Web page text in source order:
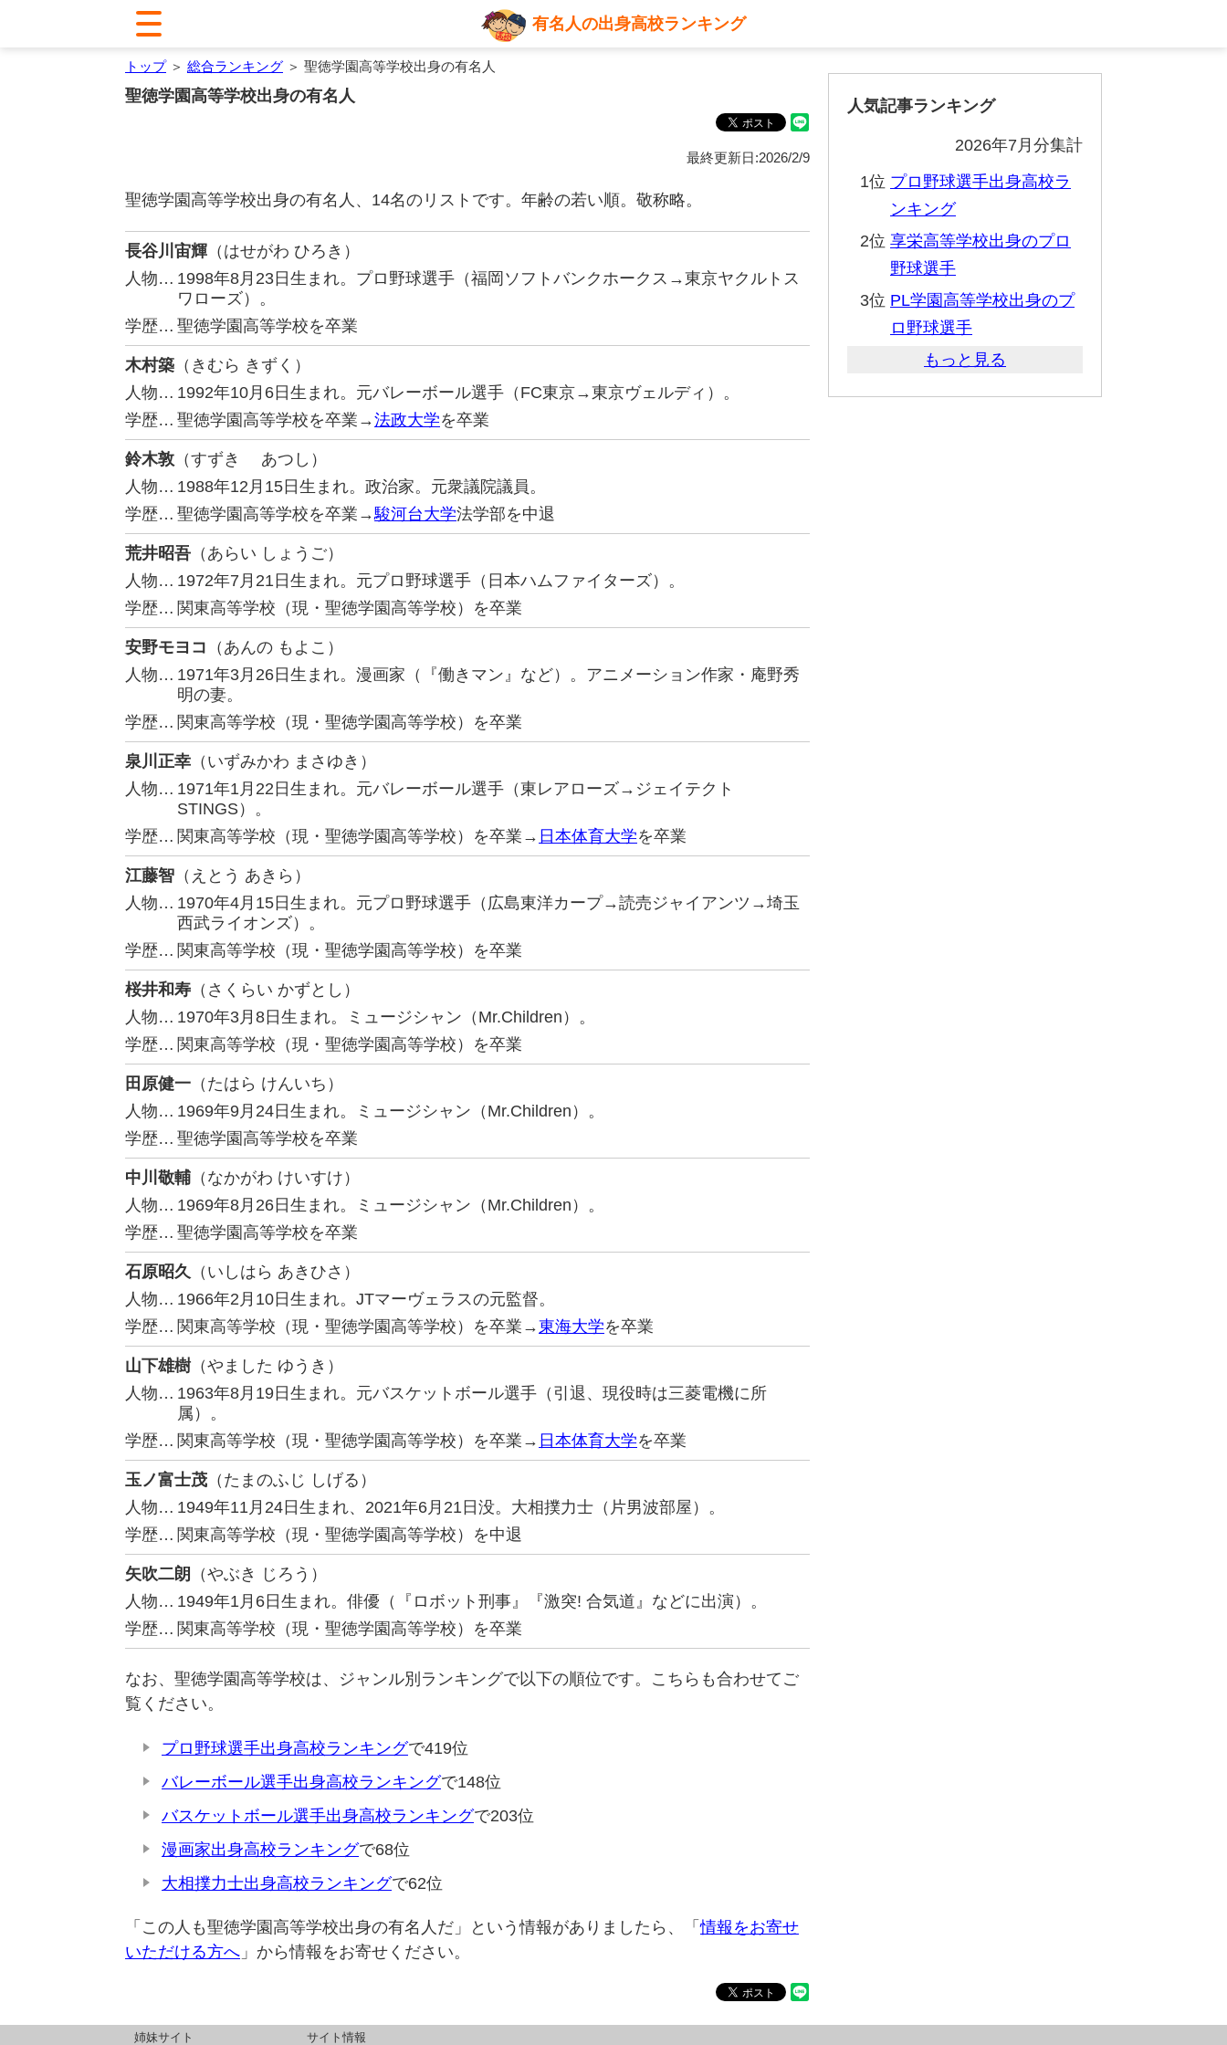
有名人の出身高校ランキング
トップ＞ 総合ランキング ＞ 聖徳学園高等学校出身の有名人
聖徳学園高等学校出身の有名人
最終更新日:2026/2/9
聖徳学園高等学校出身の有名人、14名のリストです。年齢の若い順。敬称略。
長谷川宙輝 （はせがわ ひろき）
人物… 1998年8月23日生まれ。プロ野球選手（福岡ソフトバンクホークス→東京ヤクルトス
ワローズ）。
学歴… 聖徳学園高等学校を卒業
木村築 （きむら きずく）
人物… 1992年10月6日生まれ。元バレーボール選手（FC東京→東京ヴェルディ）。
学歴… 聖徳学園高等学校を卒業→法政大学を卒業
鈴木敦 （すずき あつし）
人物… 1988年12月15日生まれ。政治家。元衆議院議員。
学歴… 聖徳学園高等学校を卒業→駿河台大学法学部を中退
荒井昭吾 （あらい しょうご）
人物… 1972年7月21日生まれ。元プロ野球選手（日本ハムファイターズ）。
学歴… 関東高等学校（現・聖徳学園高等学校）を卒業
安野モヨコ （あんの もよこ）
人物… 1971年3月26日生まれ。漫画家（『働きマン』など）。アニメーション作家・庵野秀
明の妻。
学歴… 関東高等学校（現・聖徳学園高等学校）を卒業
泉川正幸 （いずみかわ まさゆき）
人物… 1971年1月22日生まれ。元バレーボール選手（東レアローズ→ジェイテクト
STINGS）。
学歴… 関東高等学校（現・聖徳学園高等学校）を卒業→ 日本体育大学を卒業
江藤智 （えとう あきら）
人物… 1970年4月15日生まれ。元プロ野球選手（広島東洋カープ→読売ジャイアンツ→埼玉
西武ライオンズ）。
学歴… 関東高等学校（現・聖徳学園高等学校）を卒業
桜井和寿 （さくらい かずとし）
人物… 1970年3月8日生まれ。ミュージシャン（Mr.Children）。
学歴… 関東高等学校（現・聖徳学園高等学校）を卒業
田原健一 （たはら けんいち）
人物… 1969年9月24日生まれ。ミュージシャン（Mr.Children）。
学歴… 聖徳学園高等学校を卒業
中川敬輔 （なかがわ けいすけ）
人物… 1969年8月26日生まれ。ミュージシャン（Mr.Children）。
学歴… 聖徳学園高等学校を卒業
石原昭久 （いしはら あきひさ）
人物… 1966年2月10日生まれ。JTマーヴェラスの元監督。
学歴… 関東高等学校（現・聖徳学園高等学校）を卒業→東海大学を卒業
山下雄樹（やました ゆうき）
人物… 1963年8月19日生まれ。元バスケットボール選手（引退、現役時は三菱電機に所
属）。
学歴… 関東高等学校（現・聖徳学園高等学校）を卒業→ 日本体育大学を卒業
玉ノ富士茂 （たまのふじ しげる）
人物… 1949年11月24日生まれ、2021年6月21日没。大相撲力士（片男波部屋）。
学歴… 関東高等学校（現・聖徳学園高等学校）を中退
矢吹二朗
（やぶき じろう）
人物… 1949年1月6日生まれ。俳優（『ロボット刑事』『激突! 合気道』などに出演）。
学歴… 関東高等学校（現・聖徳学園高等学校）を卒業
なお、聖徳学園高等学校は、ジャンル別ランキングで以下の順位です。こちらも合わせてご
覧ください。
プロ野球選手出身高校ランキングで419位
バレーボール選手出身高校ランキングで148位
バスケットボール選手出身高校ランキングで203位
漫画家出身高校ランキングで68位
大相撲力士出身高校ランキングで62位
「この人も聖徳学園高等学校出身の有名人だ」という情報がありましたら、「情報をお寄せ
いただける方へ 」から情報をお寄せください。
人気記事ランキング
2026年7月分集計
1位 プロ野球選手出身高校ラ
ンキング
2位 享栄高等学校出身のプロ
野球選手
3位 PL学園高等学校出身のプ
ロ野球選手
もっと見る
姉妹サイト サイト情報